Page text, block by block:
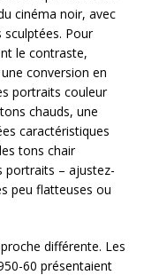
cinéma noir, avec
Pour
le contraste,
conversion en
portraits couleur
chauds, une
caractéristiques
tons chair
portraits – ajustez-
peu flatteuses ou
différente. Les
60 présentaient